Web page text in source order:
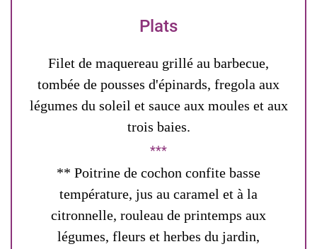
Plats
Filet de maquereau grillé au barbecue,
tombée de pousses d'épinards, fregola aux
légumes du soleil et sauce aux moules et aux
trois baies.
** Poitrine de cochon confite basse
température, jus au caramel et à la
citronnelle, rouleau de printemps aux
légumes, fleurs et herbes du jardin,